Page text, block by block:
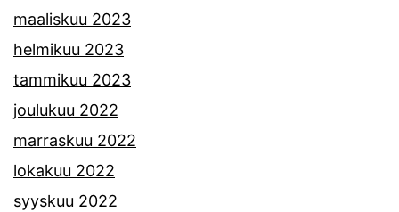
maaliskuu 2023
helmikuu 2023
tammikuu 2023
joulukuu 2022
marraskuu 2022
lokakuu 2022
syyskuu 2022